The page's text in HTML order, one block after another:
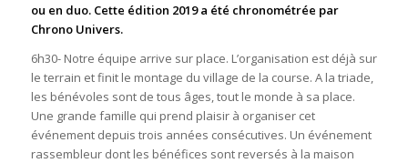
ou en duo. Cette édition 2019 a été chronométrée par
Chrono Univers.
6h30- Notre équipe arrive sur place. L’organisation est déjà sur
le terrain et finit le montage du village de la course. A la triade,
les bénévoles sont de tous âges, tout le monde à sa place.
Une grande famille qui prend plaisir à organiser cet
événement depuis trois années consécutives. Un événement
rassembleur dont les bénéfices sont reversés à la maison